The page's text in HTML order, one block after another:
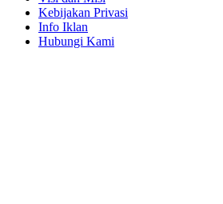
Kebijakan Privasi
Info Iklan
Hubungi Kami